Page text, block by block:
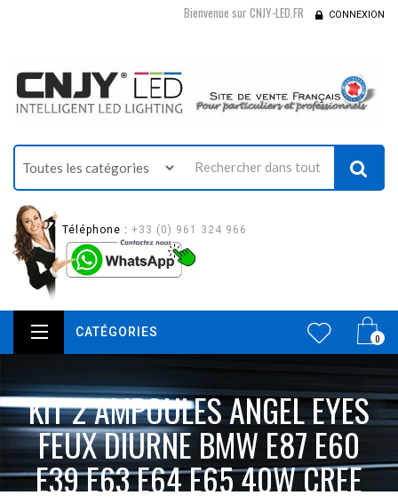
Bienvenue sur CNJY-LED.FR CONNEXION
Téléphone : +33 (0) 961 324 966
0
CATÉGORIES
KIT 2 AMPOULES ANGEL EYES
FEUX DIURNE BMW E87 E60
E39 E63 E64 E65 40W CREE